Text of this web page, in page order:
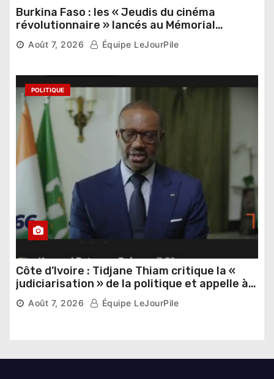
Burkina Faso : les « Jeudis du cinéma
révolutionnaire » lancés au Mémorial
Thomas Sankara
Août 7, 2026 Équipe LeJourPile
POLITIQUE
Côte d’Ivoire : Tidjane Thiam critique la «
judiciarisation » de la politique et appelle à
poursuivre l’apaisement
Août 7, 2026 Équipe LeJourPile